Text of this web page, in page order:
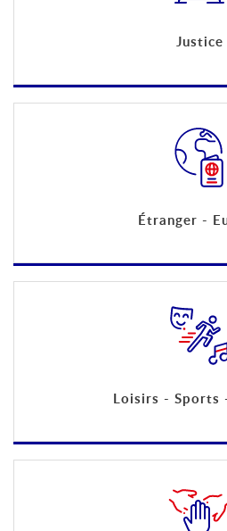
Justice
Étranger -
Loisirs - Sports